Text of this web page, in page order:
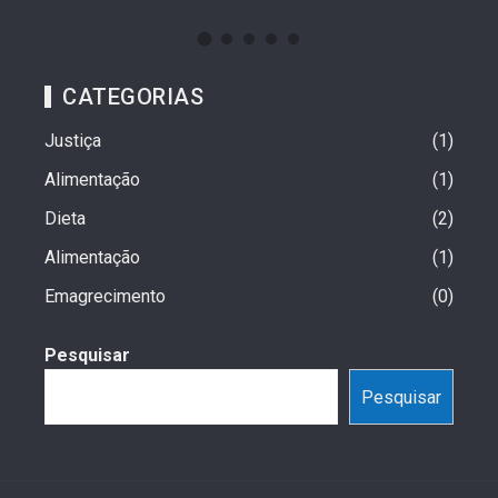
CATEGORIAS
Justiça
1
Alimentação
1
Dieta
2
Alimentação
1
Emagrecimento
0
Pesquisar
Pesquisar